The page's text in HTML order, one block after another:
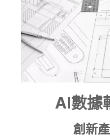
AI數據
創新